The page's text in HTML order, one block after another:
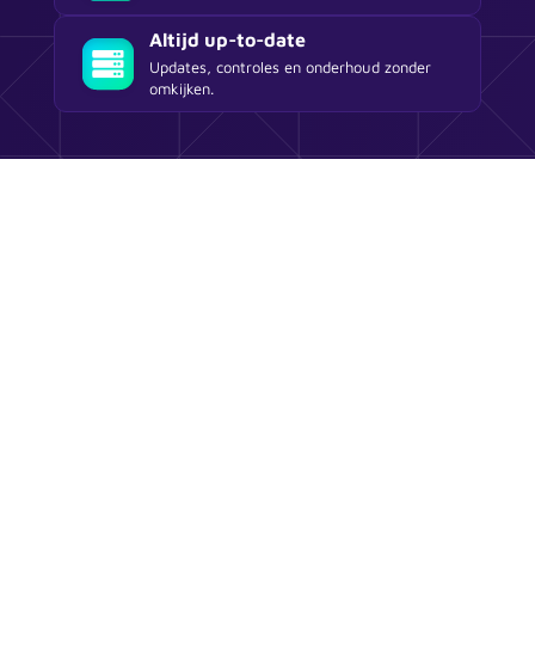
Altijd up-to-date
Updates, controles en onderhoud zonder
omkijken.